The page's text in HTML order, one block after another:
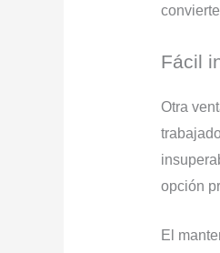
Fácil
Otra
opción
El